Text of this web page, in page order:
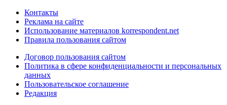
Контакты
Реклама на сайте
Использование материалов korrespondent.net
Правила пользования сайтом
Договор пользования сайтом
Политика в сфере конфиденциальности и персональных
данных
Пользовательское соглашение
Редакция